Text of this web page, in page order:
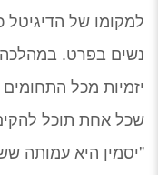
למקומו של
נשים בפרט.
יזמיות מכל
שכל אחת תוכל
"יסמין היא עמותה